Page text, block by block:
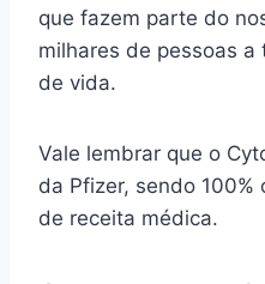
que fazem parte do
milhares de pessoas
de vida.
Vale lembrar que o
da Pfizer, sendo 100%
de receita médica.